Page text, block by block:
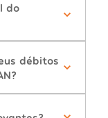
do
débitos